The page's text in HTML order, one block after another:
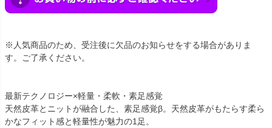
※人気商品のため、受注後に欠品のお知らせをする場合がありま
す。ご了承ください。
最新テクノロジー×軽量・柔軟・素足感覚
天然皮革とニットが融合した、素足感覚β。天然皮革がもたらす柔ら
かなフィット感と軽量性が魅力の1足。